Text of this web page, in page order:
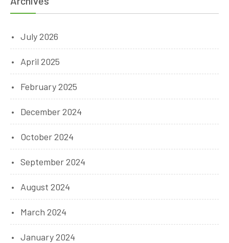
July 2026
April 2025
February 2025
December 2024
October 2024
September 2024
August 2024
March 2024
January 2024